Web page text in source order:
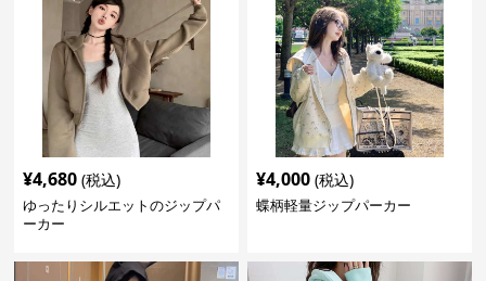
¥4,680 (税込)
ゆったりシルエットのジップパ
ーカー
¥4,000 (税込)
蝶柄軽量ジップパーカー